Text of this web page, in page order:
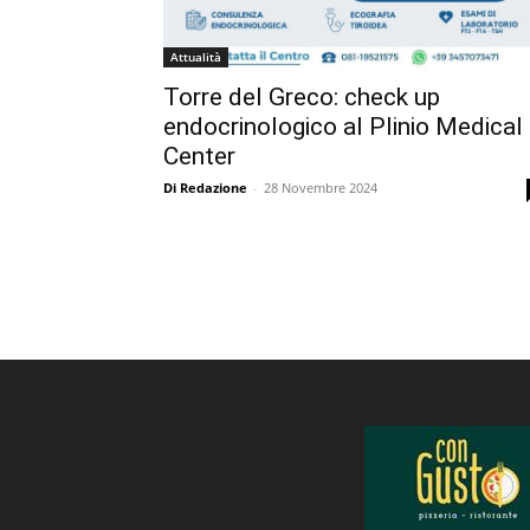
Attualità
Torre del Greco: check up
endocrinologico al Plinio Medical
Center
Di Redazione - 28 Novembre 2024